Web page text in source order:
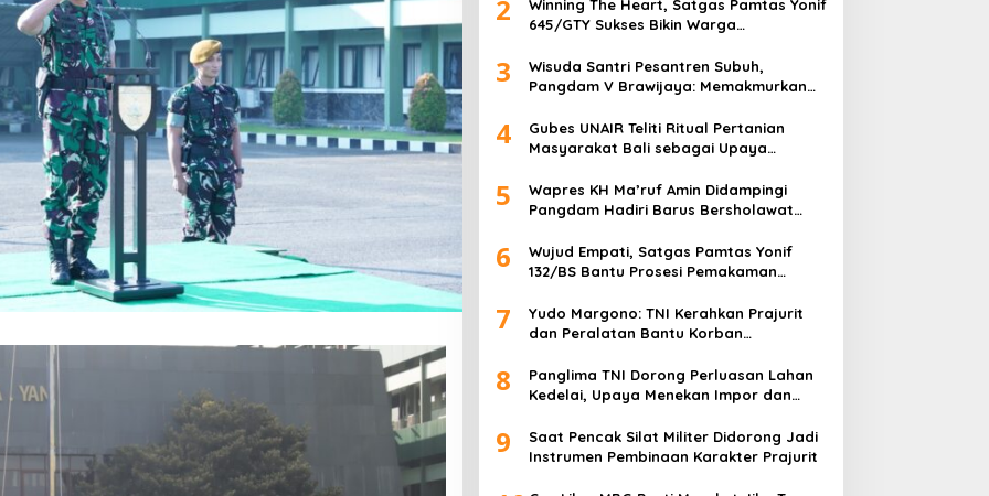
2
Winning The Heart, Satgas Pamtas Yonif
645/GTY Sukses Bikin Warga
3
Wisuda Santri Pesantren Subuh,
Pangdam V Brawijaya: Memakmurkan
4
Gubes UNAIR Teliti Ritual Pertanian
Masyarakat Bali sebagai Upaya
5
Wapres KH Ma’ruf Amin Didampingi
Pangdam Hadiri Barus Bersholawat
6
Wujud Empati, Satgas Pamtas Yonif
132/BS Bantu Prosesi Pemakaman
7
Yudo Margono: TNI Kerahkan Prajurit
dan Peralatan Bantu Korban
8
Panglima TNI Dorong Perluasan Lahan
Kedelai, Upaya Menekan Impor dan
9
Saat Pencak Silat Militer Didorong Jadi
Instrumen Pembinaan Karakter Prajurit